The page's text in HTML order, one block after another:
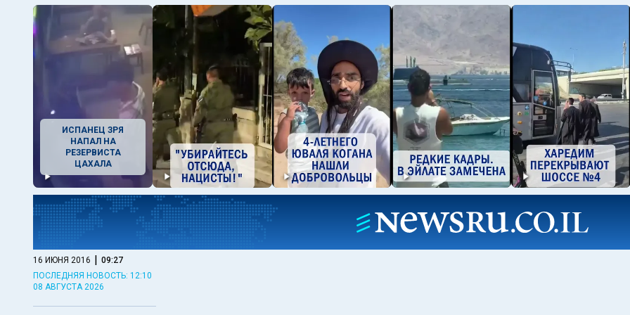
ИСПАНЕЦ ЗРЯ
НАПАЛ НА
РЕЗЕРВИСТА
ЦАХАЛА
16 ИЮНЯ 2016 | 09:27
ПОСЛЕДНЯЯ НОВОСТЬ: 12:10
08 АВГУСТА 2026